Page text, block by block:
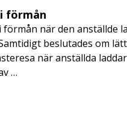
förmån
när den anställde
beslutades om
när anställda
…